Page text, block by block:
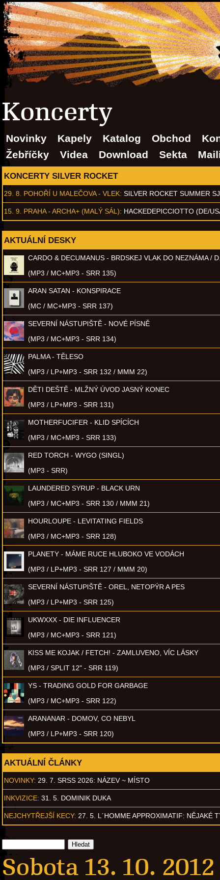
Koncerty
Novinky Kapely Katalog Obchod
Žebříčky
Videa Download Sekta
KONCERTY SILVER ROCKET
29. 8. POHOŘÍ U MALEČOVA - VLEK: SILVER ROCKET SUMMER
15. 9. PRAHA - ARCHA+ (MALÝ SÁL): HACKEDEPICCIOTTO (DE/
AKTUÁLNÍ DESKY
CARDO & DECUMANUS - BRDSKEJ VLAK DO NEZNÁMA /
(MP3 / MC+MP3 - SRR 135)
ARAN SATAN - KONSPIRACE
(MC / MC+MP3 - SRR 137)
SEVERNÍ NÁSTUPIŠTĚ - NOVÉ PÍSNĚ
(MP3 / MC+MP3 - SRR 134)
PALMA - TĚLESO
(MP3 / LP+MP3 - SRR 132 / MMM 22)
DĚTI DEŠTĚ - MLŽNÝ ÚVOD JASNÝ KONEC
(MP3 / LP+MP3 - SRR 131)
MOTHERFUCIFER - KLID SPÍCÍCH
(MP3 / MC+MP3 - SRR 133)
RED TORCH - WYGO (SINGL)
(MP3 - SRR)
LAUNDERED SYRUP - BLACK URN
(MP3 / MC+MP3 - SRR 130 / MMM 21)
HOURLOUPE - LEVITATING FIELDS
(MP3 / MC+MP3 - SRR 128)
PLANETY - MÁME RUCE HLUBOKO VE VODÁCH
(MP3 / LP+MP3 - SRR 127 / MMM 20)
SEVERNÍ NÁSTUPIŠTĚ - OREL, NETOPÝR A PES
(MP3 / LP+MP3 - SRR 125)
UKWXXX - DIE INFLUENCER
(MP3 / MC+MP3 - SRR 121)
KISS ME KOJAK / FETCH! - ZAMLUVENO, VÍC LÁSKY
(MP3 / SPLIT 12" - SRR 119)
YS - TRADING GOLD FOR GARBAGE
(MP3 / MC+MP3 - SRR 122)
ARANANAR - DOMOV, CO NEBYL
(MP3 / LP+MP3 - SRR 120)
AKTUÁLNÍ ČLÁNKY
NOVINKY: 29. 7. SRSS 2026: NÁZEV ~ MÍSTO
INKVIZICE: 31. 5. DOMINIK DUKA
NEJCHYTŘEJŠÍ KECY: 27. 5. L´HOMME APPROXIMATIF: NĚJAKÉ
Sobota 13. 10.